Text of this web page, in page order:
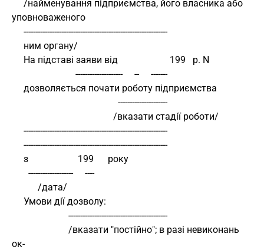
уповноваженого
     -------------------------------------------------------------
     ним органу/
     На підставі заяви від                      199   р. N
                           --------------------     --     -------
     дозволяється почати роботу підприємства
                                             ---------------------
                                           /вказати стадії роботи/
     -------------------------------------------------------------
     -------------------------------------------------------------
     з                     199      року
       -------------------     ----
           /дата/
     Умови дії дозволу:
                        ------------------------------------------
ок-